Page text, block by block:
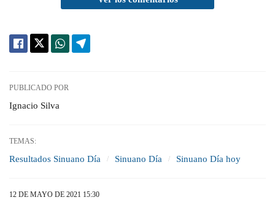
PUBLICADO POR
Ignacio Silva
TEMAS:
Resultados Sinuano Día Sinuano Día Sinuano Día hoy
12 DE MAYO DE 2021 15:30